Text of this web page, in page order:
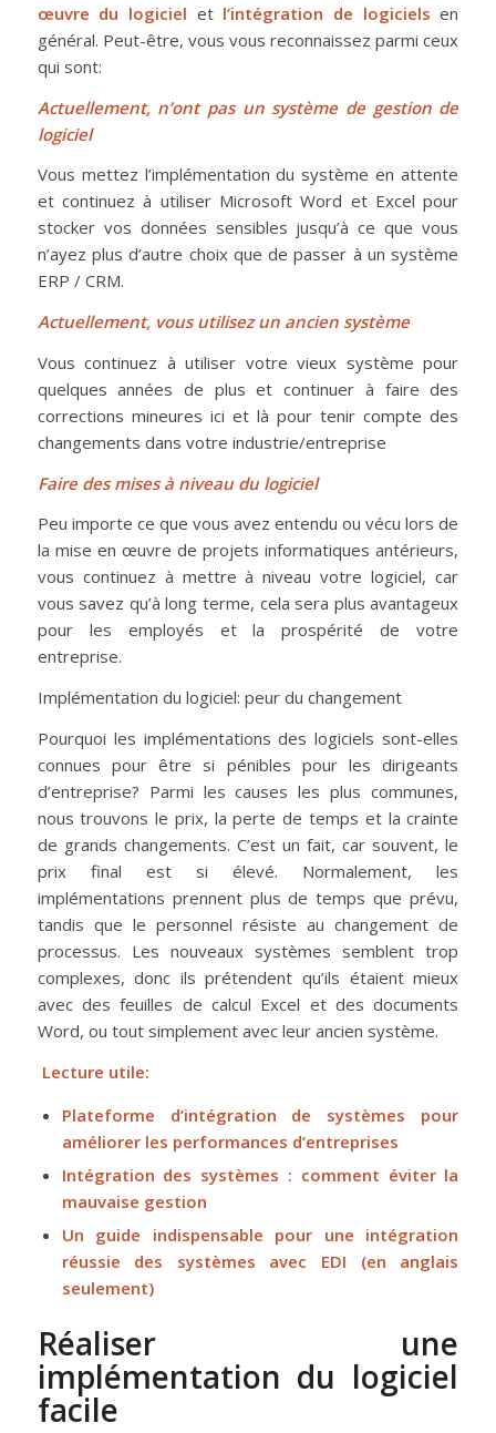
œuvre du logiciel et l’intégration de logiciels en
général. Peut-être, vous vous reconnaissez parmi ceux
qui sont:
Actuellement, n’ont pas un système de gestion de
logiciel
Vous mettez l’implémentation du système en attente
et continuez à utiliser Microsoft Word et Excel pour
stocker vos données sensibles jusqu’à ce que vous
n’ayez plus d’autre choix que de passer à un système
ERP / CRM.
Actuellement, vous utilisez un ancien système
Vous continuez à utiliser votre vieux système pour
quelques années de plus et continuer à faire des
corrections mineures ici et là pour tenir compte des
changements dans votre industrie/entreprise
Faire des mises à niveau du logiciel
Peu importe ce que vous avez entendu ou vécu lors de
la mise en œuvre de projets informatiques antérieurs,
vous continuez à mettre à niveau votre logiciel, car
vous savez qu’à long terme, cela sera plus avantageux
pour les employés et la prospérité de votre
entreprise.
Implémentation du logiciel: peur du changement
Pourquoi les implémentations des logiciels sont-elles
connues pour être si pénibles pour les dirigeants
d’entreprise? Parmi les causes les plus communes,
nous trouvons le prix, la perte de temps et la crainte
de grands changements. C’est un fait, car souvent, le
prix final est si élevé. Normalement, les
implémentations prennent plus de temps que prévu,
tandis que le personnel résiste au changement de
processus. Les nouveaux systèmes semblent trop
complexes, donc ils prétendent qu’ils étaient mieux
avec des feuilles de calcul Excel et des documents
Word, ou tout simplement avec leur ancien système.
Lecture utile:
Plateforme d’intégration de systèmes pour
améliorer les performances d’entreprises
Intégration des systèmes : comment éviter la
mauvaise gestion
Un guide indispensable pour une intégration
réussie des systèmes avec EDI (en anglais
seulement)
Réaliser une
implémentation du logiciel
facile